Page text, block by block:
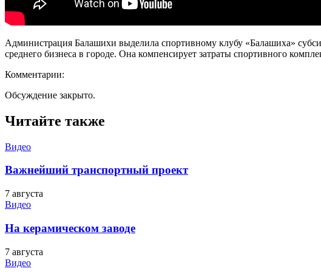
Администрация Балашихи выделила спортивному клубу «Балашиха»
среднего бизнеса в городе. Она компенсирует затраты спортивного
Комментарии:
Обсуждение закрыто.
Читайте также
Видео
Важнейший транспортный проект
7 августа
Видео
На керамическом заводе
7 августа
Видео